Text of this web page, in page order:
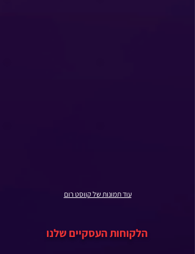
עוד תמונות של קווסט רום
הלקוחות העסקיים שלנו